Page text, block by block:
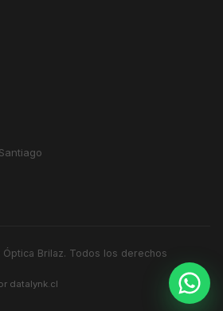
Brilaz. Todos los derechos
datalynk.cl